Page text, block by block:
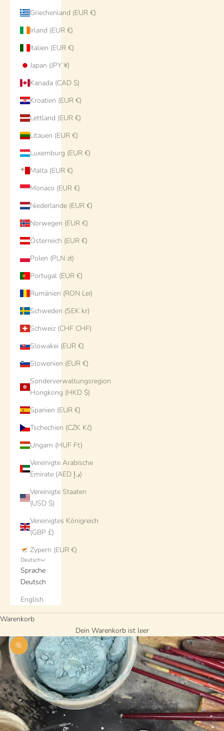
Griechenland (EUR €)
Irland (EUR €)
Italien (EUR €)
Japan (JPY ¥)
Kanada (CAD $)
Kroatien (EUR €)
Lettland (EUR €)
Litauen (EUR €)
Luxemburg (EUR €)
Malta (EUR €)
Monaco (EUR €)
Niederlande (EUR €)
Norwegen (EUR €)
Österreich (EUR €)
Polen (PLN zł)
Portugal (EUR €)
Rumänien (RON Lei)
Schweden (SEK kr)
Schweiz (CHF CHF)
Slowakei (EUR €)
Slowenien (EUR €)
Sonderverwaltungsregion
Hongkong (HKD $)
Spanien (EUR €)
Tschechien (CZK Kč)
Ungarn (HUF Ft)
Vereinigte Arabische
Emirate (AED د.إ)
Vereinigte Staaten
(USD $)
Vereinigtes Königreich
(GBP £)
Zypern (EUR €)
Deutsch
Sprache
Deutsch
English
Warenkorb
Dein Warenkorb ist leer
Bild vergrößern